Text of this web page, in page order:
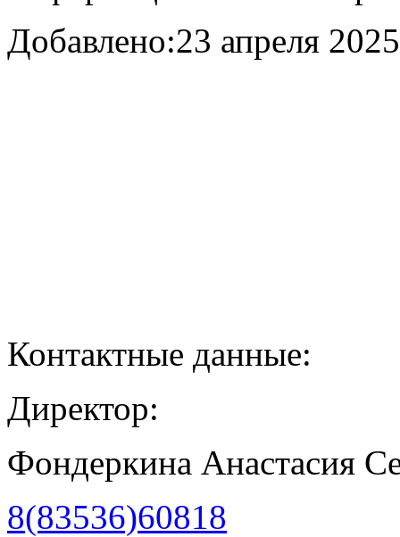
Добавлено:23 апреля
Контактные данные:
Директор:
Фондеркина Анастасия
8(83536)60818